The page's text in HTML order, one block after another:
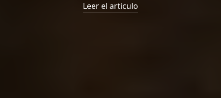
Leer el articulo